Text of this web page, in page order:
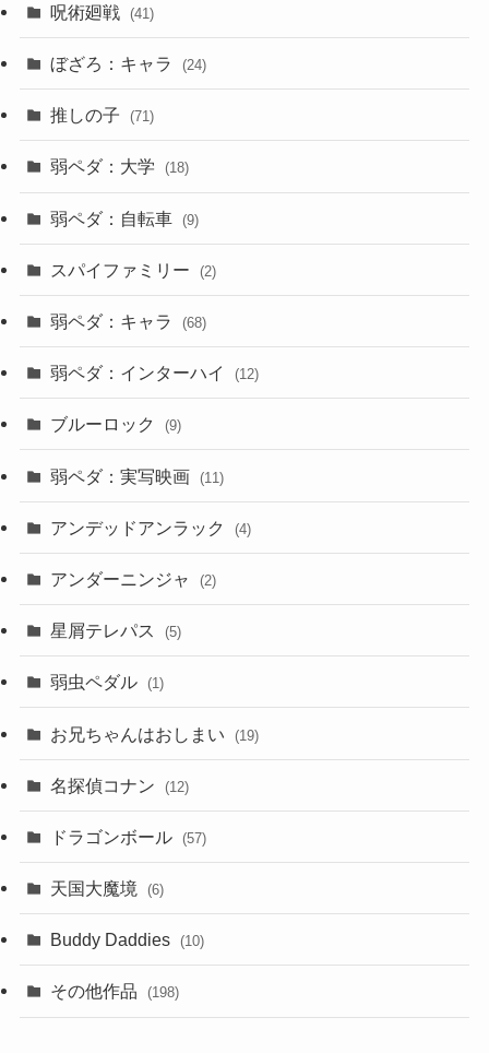
呪術廻戦 (41)
ぼざろ：キャラ (24)
推しの子 (71)
弱ペダ：大学 (18)
弱ペダ：自転車 (9)
スパイファミリー (2)
弱ペダ：キャラ (68)
弱ペダ：インターハイ (12)
ブルーロック (9)
弱ペダ：実写映画 (11)
アンデッドアンラック (4)
アンダーニンジャ (2)
星屑テレパス (5)
弱虫ペダル (1)
お兄ちゃんはおしまい (19)
名探偵コナン (12)
ドラゴンボール (57)
天国大魔境 (6)
Buddy Daddies (10)
その他作品 (198)